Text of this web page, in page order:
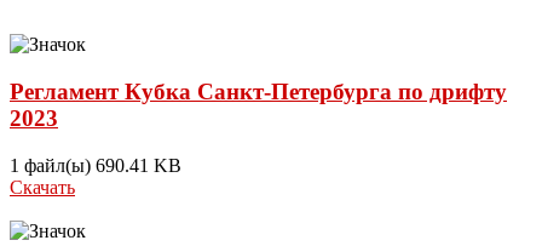
Регламент Кубка Санкт-Петербурга по дрифту
2023
1 файл(ы) 690.41 KB
Скачать